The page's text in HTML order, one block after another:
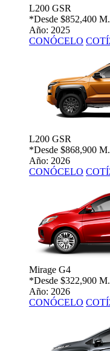
L200 GSR
*Desde $852,400
Año: 2025
CONÓCELO
L200 GSR
*Desde $868,900
Año: 2026
CONÓCELO
Mirage G4
*Desde $322,900
Año: 2026
CONÓCELO